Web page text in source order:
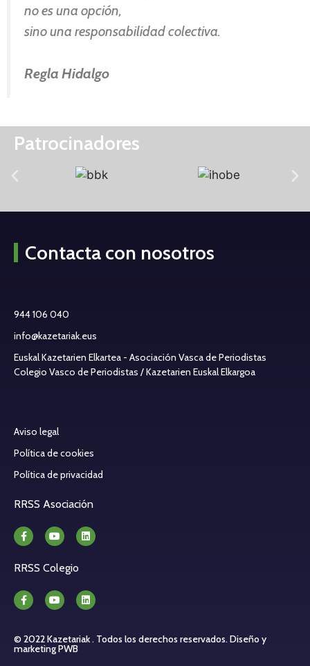
no es una opción,
sino una responsabilidad colectiva.
Regla Hidalgo
Patrocinadores
Contacta con nosotros
944 106 040
info@kazetariak.eus
Euskal Kazetarien Elkartea - Asociación Vasca de Periodistas
Colegio Vasco de Periodistas / Kazetarien Euskal Elkargoa
Aviso legal
Política de cookies
Política de privacidad
RRSS Asociación
RRSS Colegio
© 2022 Kazetariak . Todos los derechos reservados. Diseño y
marketing PWB